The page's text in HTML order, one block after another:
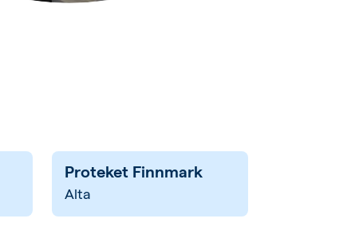
Proteket Finnmark
Alta